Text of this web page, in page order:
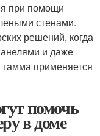
при помощи
стенами.
решений, когда
и даже
применяется
помочь
в доме